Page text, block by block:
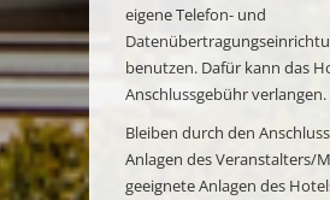
eigene Telefon- und
benutzen. Dafür kann das
Anschlussgebühr verlangen.
Bleiben durch den
Anlagen des Veranstalters/
geeignete Anlagen des